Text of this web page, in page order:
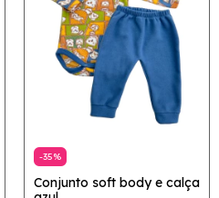
-35%
Conjunto soft body e calça